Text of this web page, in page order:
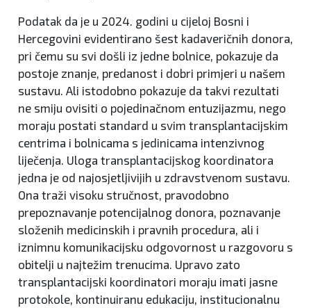
Podatak da je u 2024. godini u cijeloj Bosni i
Hercegovini evidentirano šest kadaveričnih donora,
pri čemu su svi došli iz jedne bolnice, pokazuje da
postoje znanje, predanost i dobri primjeri u našem
sustavu. Ali istodobno pokazuje da takvi rezultati
ne smiju ovisiti o pojedinačnom entuzijazmu, nego
moraju postati standard u svim transplantacijskim
centrima i bolnicama s jedinicama intenzivnog
liječenja. Uloga transplantacijskog koordinatora
jedna je od najosjetljivijih u zdravstvenom sustavu.
Ona traži visoku stručnost, pravodobno
prepoznavanje potencijalnog donora, poznavanje
složenih medicinskih i pravnih procedura, ali i
iznimnu komunikacijsku odgovornost u razgovoru s
obitelji u najtežim trenucima. Upravo zato
transplantacijski koordinatori moraju imati jasne
protokole, kontinuiranu edukaciju, institucionalnu